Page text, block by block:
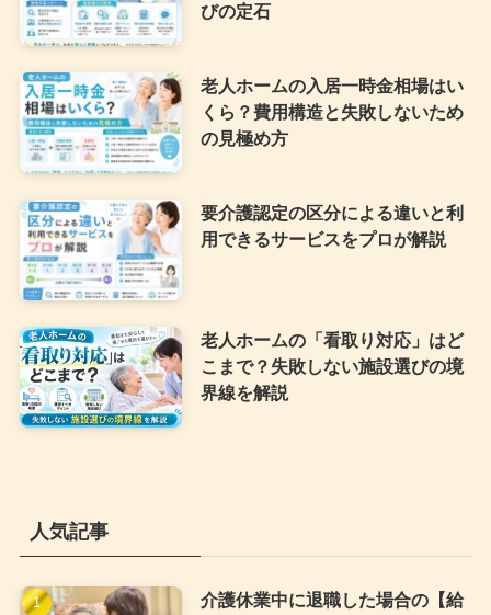
びの定石
老人ホームの入居一時金相場はい
くら？費用構造と失敗しないため
の見極め方
要介護認定の区分による違いと利
用できるサービスをプロが解説
老人ホームの「看取り対応」はど
こまで？失敗しない施設選びの境
界線を解説
人気記事
介護休業中に退職した場合の【給